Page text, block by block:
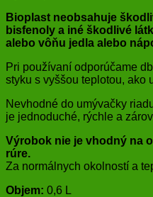
Bioplast neobsahuje
bisfenoly a iné škodlivé
alebo vôňu jedla alebo
Pri používaní odporúčame
styku s vyššou teplotou, ako
Nevhodné do umývačky
je jednoduché, rýchle a
Výrobok nie je vhodný na
rúre.
Za normálnych okolností a
Objem: 0,6 L